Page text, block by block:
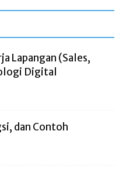
Lapangan (Sales,
Digital
dan Contoh